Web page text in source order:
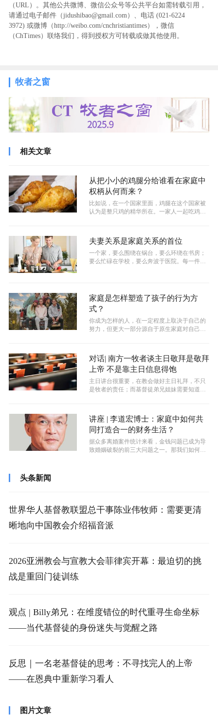
（URL）。其他公共微博、微信公众号等公共平台如需转载引用，
请通过电子邮件（jidushibao@gmail.com）、电话 (021-6224
3972) ‬或微博（http://weibo.com/cnchristiantimes），微信
（ChTimes）联络我们，得到授权方可转载或做其他使用。
牧者之窗
相关文章
​从把小小的鸡腿分给谁看在家庭中
权柄从何而来？
比如说，在一个国家里面，鸡腿在这个国家被
认为是整只鸡的精华所在。一家人一起吃鸡肉
夫妻关系是家庭关系的首位
一个家，要么围绕在锅台，要么环绕在书房；
要么忙碌在学校，要么奔波于医院。每一件事
家庭是怎样塑造了孩子的行为方
式？
你成为怎样的人，在一定程度上取决于自己的
努力，但更大一部分源自于原生家庭对自己的
对话| 南方一牧者谈主日敬拜是敬拜
上帝 不是靠主日信息得饱
主日讲台很重要，在教会做好主日礼拜，不只
是牧者的责任；而基督徒弟兄姐妹需要知道，
讲座 | 李道宏博士：家庭中如何共
同打造合一的财务生活？
据众多离婚案件统计来看，金钱问题已成为导
致婚姻破裂的前三大问题之一。那我们如何去
头条新闻
世界华人基督教联盟总干事陈业伟牧师：需要更清
晰地向中国教会介绍福音派
2026亚洲教会与宣教大会菲律宾开幕：最迫切的挑
战是重回门徒训练
观点 | Billy弟兄：在维度错位的时代重寻生命坐标
——当代基督徒的身份迷失与觉醒之路
反思｜一名老基督徒的思考：不寻找完人的上帝
——在恩典中重新学习看人
图片文章